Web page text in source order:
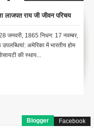
जी का जीवन परिचय
सितंबर 1860, चिक्काबल्लापुर,
कर्नाटक कार्य/पद: उत्कृष्ट अभियन्ता
भारत...
Blogger Facebook